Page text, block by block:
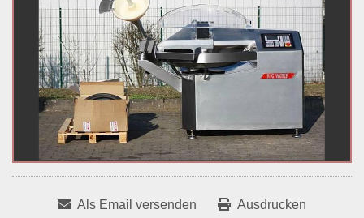
Als Email versenden Ausdrucken